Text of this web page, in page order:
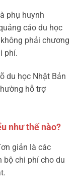
phụ huynh
cáo du học
phải chương
phí.
du học Nhật Bản
hỗ trợ
như thế nào?
giản là các
bộ chi phí cho du